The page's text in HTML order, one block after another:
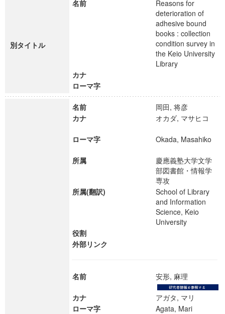
別タイトル
名前
Reasons for
deterioration of
adhesive bound
books : collection
condition survey in
the Keio University
Library
カナ
ローマ字
名前
岡田, 将彦
カナ
オカダ, マサヒコ
ローマ字 Okada, Masahiko
所属
慶應義塾大学文学
部図書館・情報学
専攻
所属(翻訳)
School of Library
and Information
Science, Keio
University
役割
外部リンク
名前 安形, 麻理
カナ
アガタ, マリ
ローマ字
Agata, Mari